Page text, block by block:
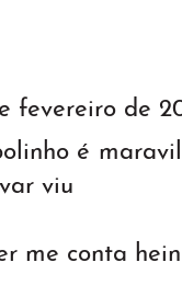
fevereiro de
é
viu
me conta hein